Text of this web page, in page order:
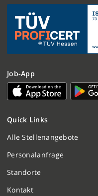
Job-App
Quick Links
Alle Stellenangebote
Personalanfrage
Standorte
Kontakt